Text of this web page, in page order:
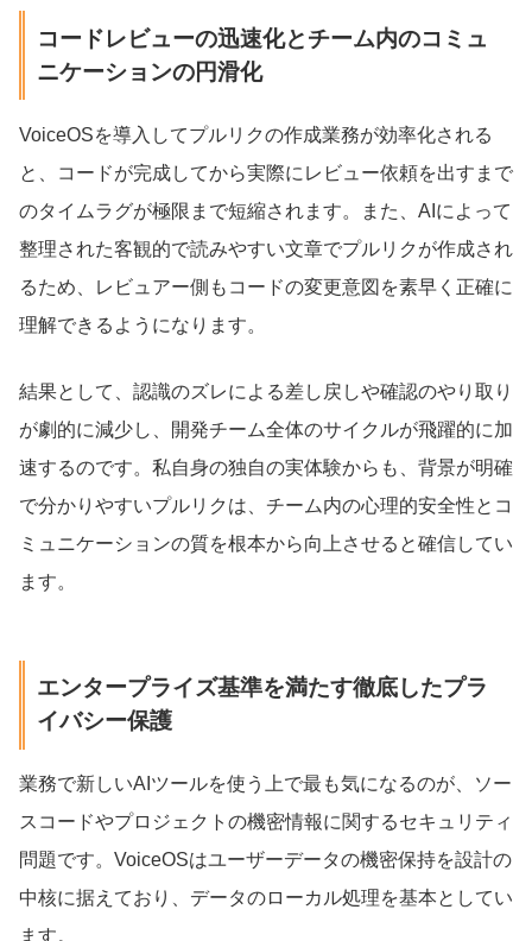
コードレビューの迅速化とチーム内のコミュ
ニケーションの円滑化
VoiceOSを導入してプルリクの作成業務が効率化される
と、コードが完成してから実際にレビュー依頼を出すまで
のタイムラグが極限まで短縮されます。また、AIによって
整理された客観的で読みやすい文章でプルリクが作成され
るため、レビュアー側もコードの変更意図を素早く正確に
理解できるようになります。
結果として、認識のズレによる差し戻しや確認のやり取り
が劇的に減少し、開発チーム全体のサイクルが飛躍的に加
速するのです。私自身の独自の実体験からも、背景が明確
で分かりやすいプルリクは、チーム内の心理的安全性とコ
ミュニケーションの質を根本から向上させると確信してい
ます。
エンタープライズ基準を満たす徹底したプラ
イバシー保護
業務で新しいAIツールを使う上で最も気になるのが、ソー
スコードやプロジェクトの機密情報に関するセキュリティ
問題です。VoiceOSはユーザーデータの機密保持を設計の
中核に据えており、データのローカル処理を基本としてい
ます。